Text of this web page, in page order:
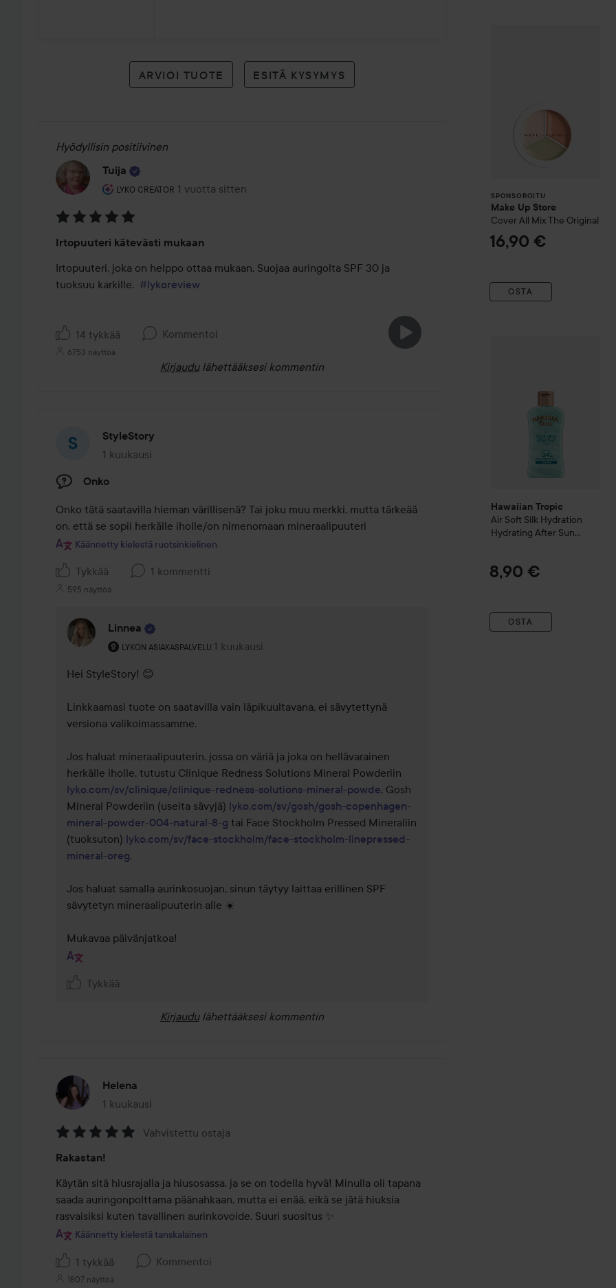
ARVIOI TUOTE ESITÄ KYSYMYS
Hyödyllisin positiivinen
Tuija
LYKO CREATOR
Käyttäjän rooli: Lyko Creator.
1 vuotta sitten
Viesti luotiin 1 vuotta sitten
5
/
5
Irtopuuteri kätevästi mukaan
Irtopuuteri, joka on helppo ottaa mukaan. Suojaa auringolta SPF 30 ja
tuoksuu karkille. #lykoreview
14 tykkää Kommentoi
6753 näyttöä
Kirjaudu lähettääksesi kommentin
StyleStory
1 kuukausi
Viesti luotiin 1 kuukausi
Onko
Onko tätä saatavilla hieman värillisenä? Tai joku muu merkki, mutta tärkeää
on, että se sopii herkälle iholle/on nimenomaan mineraalipuuteri
Käännetty kielestä ruotsinkielinen
Tykkää 1 kommentti
595 näyttöä
Linnea
LYKON ASIAKASPALVELU
Käyttäjän rooli: Lykon asiakaspalvelu .
1 kuukausi
Kommentti lisättiin 1 kuukausi
Hei StyleStory! 😊
Linkkaamasi tuote on saatavilla vain läpikuultavana, ei sävytettynä
versiona valikoimassamme.
Jos haluat mineraalipuuterin, jossa on väriä ja joka on hellävarainen
lyko.com/sv/clinique/clinique-redness-solutions-mineral-powde, Gosh
Mineral Powderiin (useita sävyjä) lyko.com/sv/gosh/gosh-copenhagen-
mineral-powder-004-natural-8-g tai Face Stockholm Pressed Mineraliin
(tuoksuton) lyko.com/sv/face-stockholm/face-stockholm-linepressed-
mineral-oreg.
Jos haluat samalla aurinkosuojan, sinun täytyy laittaa erillinen SPF
sävytetyn mineraalipuuterin alle ☀️
Mukavaa päivänjatkoa!
Tykkää
Kirjaudu lähettääksesi kommentin
Helena
1 kuukausi
Viesti luotiin 1 kuukausi
5
/
5
Vahvistettu ostaja
Rakastan!
Käytän sitä hiusrajalla ja hiusosassa, ja se on todella hyvä! Minulla oli tapana
saada auringonpolttama päänahkaan, mutta ei enää, eikä se jätä hiuksia
rasvaisiksi kuten tavallinen aurinkovoide. Suuri suositus ✨
Käännetty kielestä tanskalainen
1 tykkää Kommentoi
1807 näyttöä
SPONSOROITU
Make Up Store
Cover All MixThe Original
16,90 €
OSTA
Hawaiian Tropic
Air Soft Silk Hydration
Hydrating After Sun
8,90 €
OSTA